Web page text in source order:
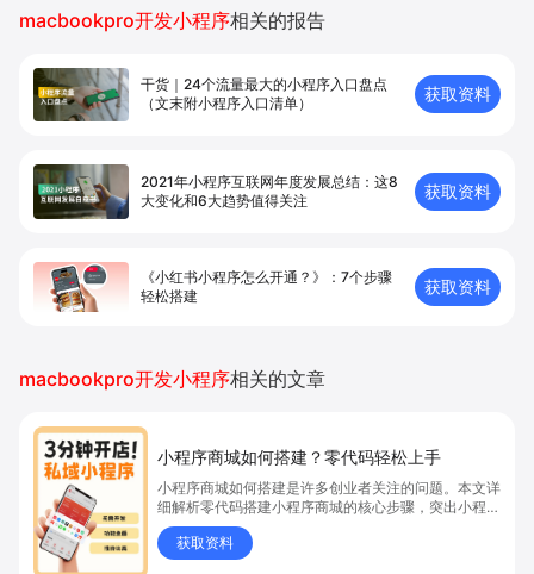
macbookpro开发小程序相关的报告
干货｜24个流量最大的小程序入口盘点
（文末附小程序入口清单）
获取资料
2021年小程序互联网年度发展总结：这8
大变化和6大趋势值得关注
获取资料
《小红书小程序怎么开通？》：7个步骤
轻松搭建
获取资料
macbookpro开发小程序相关的文章
小程序商城如何搭建？零代码轻松上手
小程序商城如何搭建是许多创业者关注的问题。本文详
细解析零代码搭建小程序商城的核心步骤，突出小程序
商城、商城搭建与零代码开店优势，帮助你轻松实现商
品上架、全渠道销售及高效会员运营，快速开启线上卖
货新模式。点击获取详细操作指南！
获取资料